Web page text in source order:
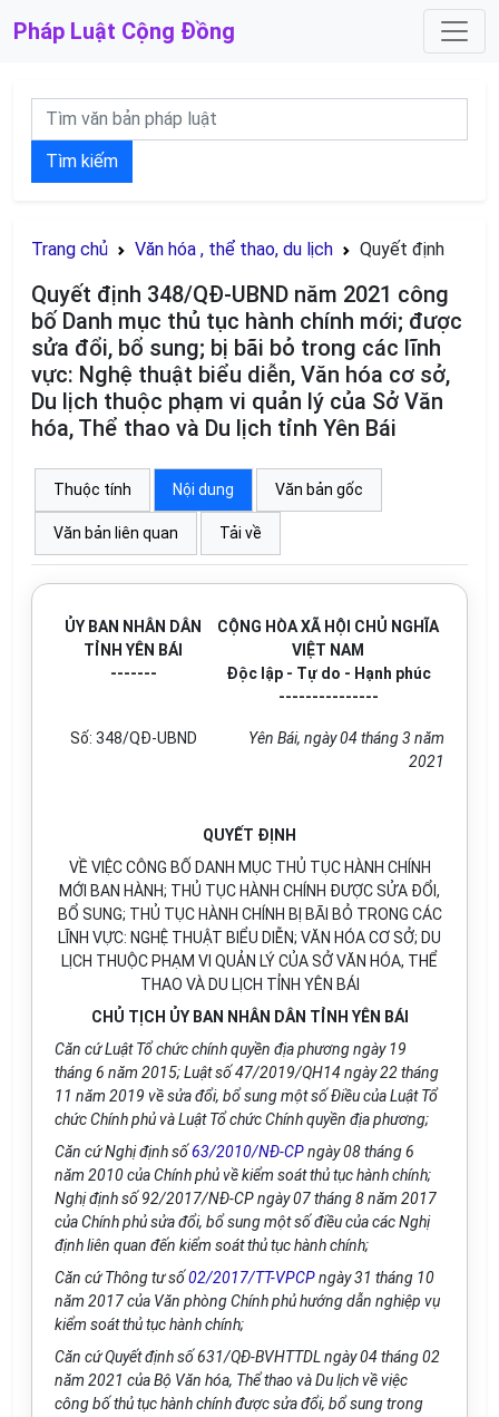
Pháp Luật Cộng Đồng
Tìm kiếm
Trang chủ Văn hóa , thể thao, du lịch Quyết định
Quyết định 348/QĐ-UBND năm 2021 công
bố Danh mục thủ tục hành chính mới; được
sửa đổi, bổ sung; bị bãi bỏ trong các lĩnh
vực: Nghệ thuật biểu diễn, Văn hóa cơ sở,
Du lịch thuộc phạm vi quản lý của Sở Văn
hóa, Thể thao và Du lịch tỉnh Yên Bái
Thuộc tính Nội dung Văn bản gốc
Văn bản liên quan Tải về
ỦY BAN NHÂN DÂN
TỈNH YÊN BÁI
-------
CỘNG HÒA XÃ HỘI CHỦ NGHĨA
VIỆT NAM
Độc lập - Tự do - Hạnh phúc
---------------
Số: 348/QĐ-UBND Yên Bái, ngày04tháng3 năm
2021
QUYẾT ĐỊNH
VỀ VIỆC CÔNG BỐ DANH MỤC THỦ TỤC HÀNH CHÍNH
MỚI BAN HÀNH; THỦ TỤC HÀNH CHÍNH ĐƯỢC SỬA ĐỔI,
BỔ SUNG; THỦ TỤC HÀNH CHÍNH BỊ BÃI BỎ TRONG CÁC
LĨNH VỰC: NGHỆ THUẬT BIỂU DIỄN; VĂN HÓA CƠ SỞ; DU
LỊCH THUỘC PHẠM VI QUẢN LÝ CỦA SỞ VĂN HÓA, THỂ
THAO VÀ DU LỊCH TỈNH YÊN BÁI
CHỦ TỊCH ỦY BAN NHÂN DÂN TỈNH YÊN BÁI
Căn cứ Luật Tổ chức chính quyền địa phương ngày 19
tháng 6 năm 2015; Luật số47/2019/QH14 ngày 22 tháng
11 năm 2019 về sửa đổi, bổsung một số Điều của Luật Tổ
chức Chính phủvà Luật Tổchức Chính quyền địa phương;
Căn cứ Nghị định số63/2010/NĐ-CPngày 08 tháng 6
năm 2010 của Chính phủvề kiểm soát thủtục hành chính;
Nghị định số 92/2017/NĐ-CP ngày 07 tháng 8 năm 2017
của Chính phủsửa đổi, bổsung một sốđiều của các Nghị
định liên quan đến kiểm soát thủ tục hành chính;
Căn cứ Thông tư số02/2017/TT-VPCPngày 31 tháng 10
năm 2017 của Văn phòng Chính phủhướng dẫn nghiệp vụ
kiểm soát thủ tục hành chính;
Căn cứ Quyết định số631/QĐ-BVHTTDL ngày 04 tháng 02
năm 2021 của Bộ Văn hóa, Thểthao và Du lịch về việc
công bốthủ tục hành chính được sửa đổi, bổsung trong